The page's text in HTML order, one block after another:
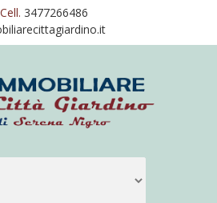
Cell. 3477266486